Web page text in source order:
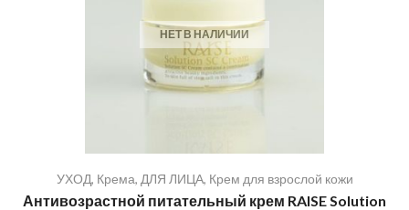
НЕТ В НАЛИЧИИ
УХОД, Крема, ДЛЯ ЛИЦА, Крем для взрослой кожи
Антивозрастной питательный крем RAISE Solution